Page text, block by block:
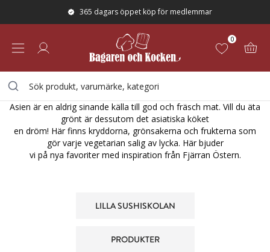
365 dagars öppet köp för medlemmar
0
ASIATISKT MED JIMMY GUO
Asien är en aldrig sinande källa till god och fräsch mat. Vill du äta
grönt är dessutom det asiatiska köket
en dröm! Här finns kryddorna, grönsakerna och frukterna som
gör varje vegetarian salig av lycka. Här bjuder
vi på nya favoriter med inspiration från Fjärran Östern.
LILLA SUSHISKOLAN
PRODUKTER